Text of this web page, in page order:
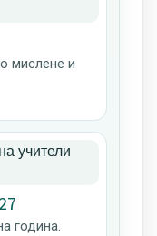
мислене и
година.